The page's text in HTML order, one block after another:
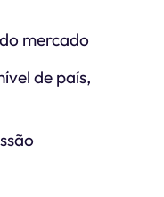
mercado
de país,